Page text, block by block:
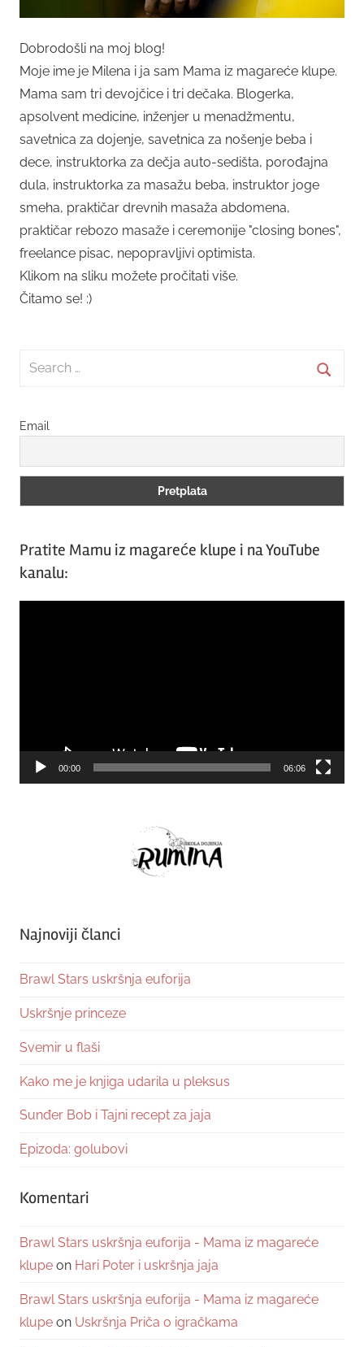
Dobrodošli na moj blog!
Moje ime je Milena i ja sam Mama iz magareće klupe.
Mama sam tri devojčice i tri dečaka. Blogerka,
apsolvent medicine, inženjer u menadžmentu,
savetnica za dojenje, savetnica za nošenje beba i
dece, instruktorka za dečja auto-sedišta, porođajna
dula, instruktorka za masažu beba, instruktor joge
smeha, praktičar drevnih masaža abdomena,
praktičar rebozo masaže i ceremonije "closing bones",
freelance pisac, nepopravljivi optimista.
Klikom na sliku možete pročitati više.
Čitamo se! :)
Search
Email
Pratite Mamu iz magareće klupe i na YouTube
kanalu:
00:00 06:06
Najnoviji članci
Brawl Stars uskršnja euforija
Uskršnje princeze
Svemir u flaši
Kako me je knjiga udarila u pleksus
Sunđer Bob i Tajni recept za jaja
Epizoda: golubovi
Komentari
Brawl Stars uskršnja euforija - Mama iz magareće
klupe on Hari Poter i uskršnja jaja
Brawl Stars uskršnja euforija - Mama iz magareće
klupe on Uskršnja Priča o igračkama